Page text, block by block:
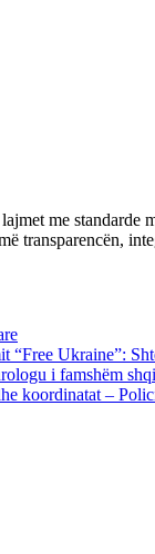
me
transparencën,
Ukraine”:
i famshëm
koordinatat –